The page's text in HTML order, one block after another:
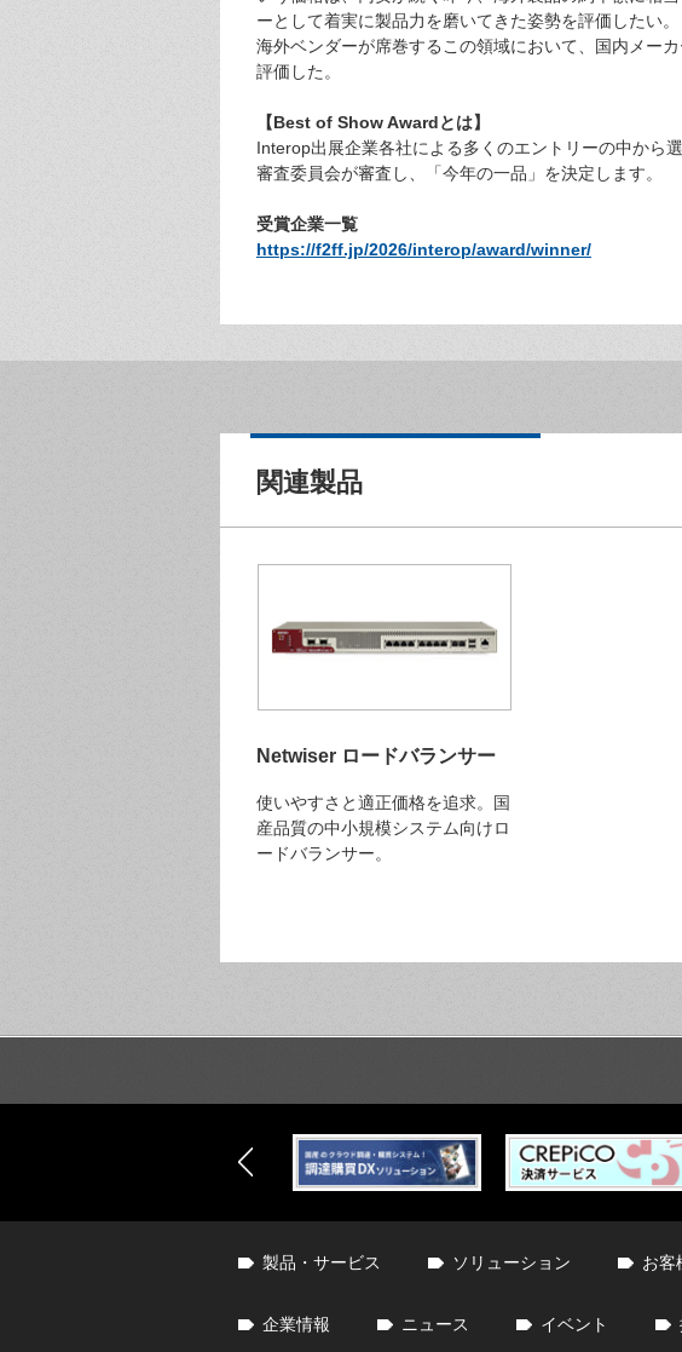
ーとして着実に製品力を磨いてきた姿勢を評価したい。
海外ベンダーが席巻するこの領域において、国内メー
評価した。
【Best of Show Awardとは】
Interop出展企業各社による多くのエントリーの中から
審査委員会が審査し、「今年の一品」を決定します。
受賞企業一覧
https://f2ff.jp/2026/interop/award/winner/
関連製品
Netwiser ロードバランサー
使いやすさと適正価格を追求。国
産品質の中小規模システム向けロ
ードバランサー。
製品・サービス ソリューション お客
企業情報 ニュース イベント